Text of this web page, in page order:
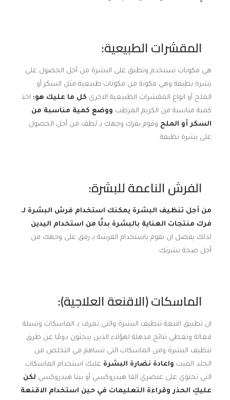
المقشرات الطبيعية:
هي مكونات تستخدم وتطبق على البشرة من أجل الحصول على
بشرة نظيفة وهي مكونة من مكونات طبيعية مثل السكر أو
الملح أو انواع المقشرات الطبيعية الاخري كل ما عليك هو: اخذ
كمية مناسبة من الكريم المرطب ووضع كمية مناسبة من
السكر أو الملح وقوم بفرك وجهك بـ لطف من أجل الحصول
على بشرة نظيفة.
الفرش الناعمة للبشرة:
من أجل تنظيف البشرة يمكنك استخدام فرش البشرة لـ
فرك منتجات العناية بالبشرة بدلًا من استخدام اليدين
لذلك يفضل ان تقوم باستخدام الفرشة بـ رفق على وجهك من
أجل صحة بشرتك.
الماسكات (الاقنعة العلاجية):
ان تطبيق اقنعة تنظيف البشرة والتي تعرف بـ الماسكات وسيلة
فعالة وتعطي نتائج مذهلة لهؤلاء الذين يبحثون دومًا عن طرق
تنظيف البشرة ومن الماسكات التي تساهم في التخلص من
الجلد الميت واعادة نضارة البشرة عليك استخدام الماسكات
التي تحتوي على عنصري الفا هيدروكسي أو بيتا هيدروكسي لكن
عليكِ الحذر وقراءة التعليمات في حين استخدام الاقنعة